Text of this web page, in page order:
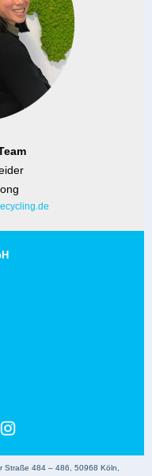
Straße 484 – 486, 50968 Köln,